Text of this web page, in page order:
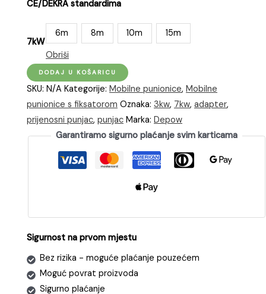
CE/DEKRA standardima
7kW
6m 8m 10m
15m
Obriši
dé
Monofazni
set
za
punjenje
za
šuko
utičnicu
količina
DODAJ U KOŠARICU
SKU:N/A Kategorije:Mobilne punionice,Mobilne
punionice s fiksatorom Oznaka: 3kw, 7kw,adapter,
prijenosni punjac,punjac Marka:Depow
Garantiramo sigurno plaćanje svim karticama
Sigurnost na prvom mjestu
Bez rizika - moguće plaćanje pouzećem
Moguć povrat proizvoda
Sigurno plaćanje